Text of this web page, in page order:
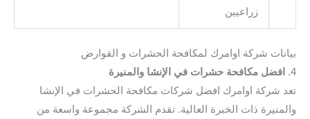
زراعيين
بيانات شركة اوامرك لمكافحة الحشرات و القوارض
4.
افضل مكافحة حشرات في الإنشا والمنيرة
تعد شركة اوامرك افضل شركات مكافحة الحشرات في الإنشا
والمنيرة ذات الخبرة العالية. تقدم الشركة مجموعة واسعة من